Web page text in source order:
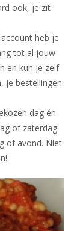
ook, je zit
heb je
tot al jouw
en kun je zelf
je bestellingen
dag én
of zaterdag
of avond. Niet